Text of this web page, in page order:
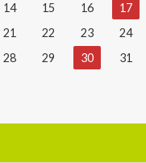
14 15 16 17
21 22 23 24
28 29 30
31